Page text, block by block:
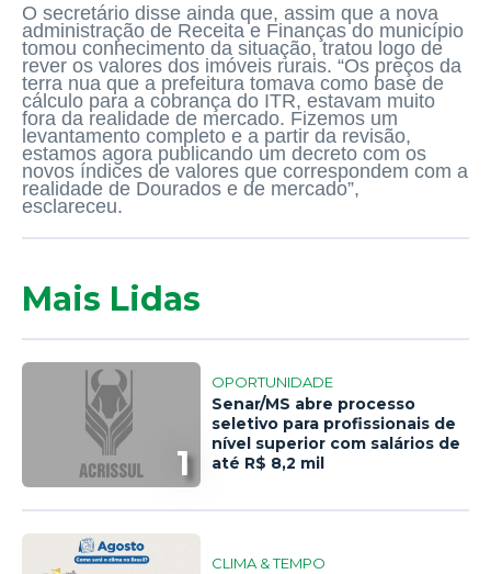
O secretário disse ainda que, assim que a nova
administração de Receita e Finanças do município
tomou conhecimento da situação, tratou logo de
rever os valores dos imóveis rurais. “Os preços da
terra nua que a prefeitura tomava como base de
cálculo para a cobrança do ITR, estavam muito
fora da realidade de mercado. Fizemos um
levantamento completo e a partir da revisão,
estamos agora publicando um decreto com os
novos índices de valores que correspondem com a
realidade de Dourados e de mercado”,
esclareceu.
Mais Lidas
1
OPORTUNIDADE
Senar/MS abre processo
seletivo para profissionais de
nível superior com salários de
até R$ 8,2 mil
CLIMA & TEMPO